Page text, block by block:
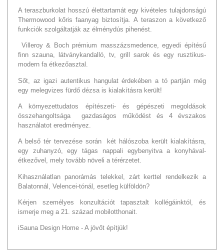
A teraszburkolat hosszú élettartamát egy kivételes tulajdonságú
Thermowood kőris faanyag biztosítja. A teraszon a következő
funkciók szolgáltatják az élménydús pihenést.
Villeroy & Boch prémium masszázsmedence, egyedi építésű
finn szauna, látványkandalló, tv, grill sarok és egy rusztikus-
modern fa étkezőasztal.
Sőt, az igazi autentikus hangulat érdekében a tó partján még
egy melegvizes fürdő dézsa is kialakításra került!
A környezettudatos építészeti- és gépészeti megoldások
összehangoltsága gazdaságos működést és 4 évszakos
használatot eredményez.
A belső tér tervezése során két hálószoba került kialakításra,
egy zuhanyzó, egy tágas nappali egybenyitva a konyhával-
étkezővel, mely tovább növeli a térérzetet.
Kihasználatlan panorámás telekkel, zárt kerttel rendelkezik a
Balatonnál, Velencei-tónál, esetleg külföldön?
Kérjen személyes konzultációt tapasztalt kollégáinktól, és
ismerje meg a 21. század mobilotthonait.
iSauna Design Home - A jövőt építjük!